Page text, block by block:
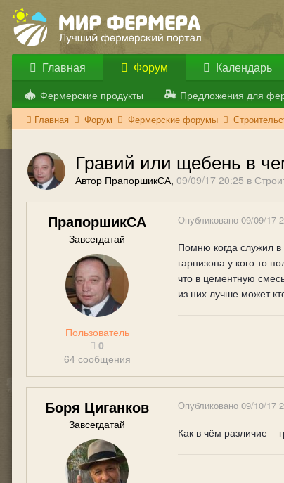
Главная Форум
Фермерские продукты Предложения для
Календарь
Главная Форум Фермерские форумы
Гравий или щебень в
Автор ПрапоршикСА, 09/09/17 20:25 в
ПрапоршикСА
Завсегдатай
Пользователь
0
64 сообщения
Опубликовано 09/09/17
Помню когда служил в
гарнизона у кого то
что в цементную
из них лучше может
Боря Циганков
Завсегдатай
Опубликовано 09/10/17
Как в чём различие -